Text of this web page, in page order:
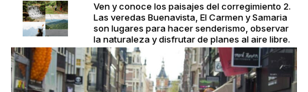
Ven y conoce los paisajes del corregimiento 2.
Las veredas Buenavista, El Carmen y Samaria
son lugares para hacer senderismo, observar
la naturaleza y disfrutar de planes al aire libre.